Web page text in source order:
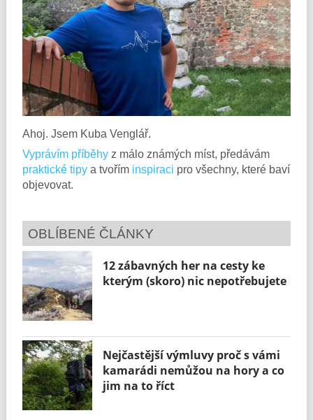
Ahoj. Jsem Kuba Venglář.
Vyprávím příběhy z málo známých míst, předávám
praktické tipy a tvořím inspiraci pro všechny, které baví
objevovat.
OBLÍBENÉ ČLÁNKY
12 zábavných her na cesty ke
kterým (skoro) nic nepotřebujete
Nejčastější výmluvy proč s vámi
kamarádi nemůžou na hory a co
jim na to říct